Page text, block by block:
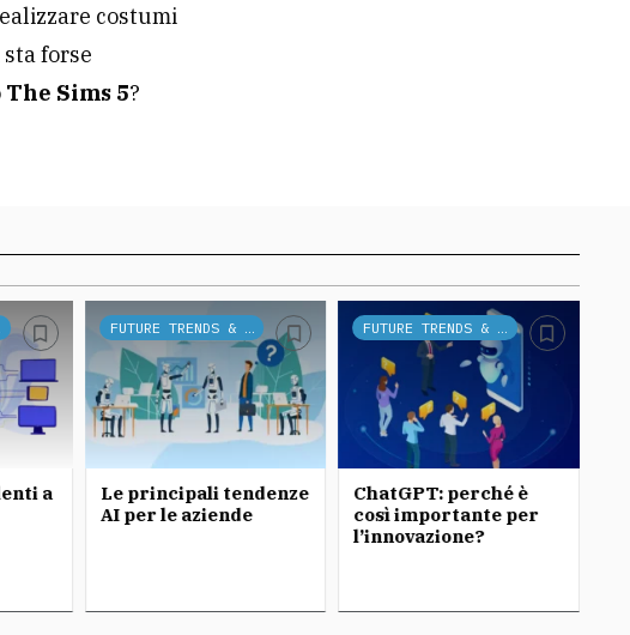
costumi
forse
The Sims 5?
a
Le principali tendenze
AI per le aziende
ChatGPT: perché è
così importante per
l’innovazione?